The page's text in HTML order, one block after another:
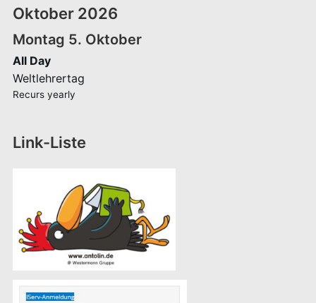
Oktober 2026
Montag 5. Oktober
All Day
Weltlehrertag
Recurs yearly
Link-Liste